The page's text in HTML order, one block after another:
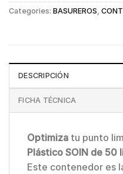
Categories: BASUREROS
DESCRIPCIÓN
FICHA TÉCNICA
Optimiza tu punto
Plástico SOIN de 50
Este contenedor es